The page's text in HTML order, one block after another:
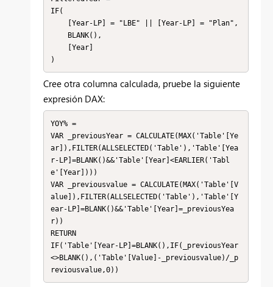
IF(
)
Cree otra columna calculada, pruebe la siguiente
expresión DAX:
YOY% =
VAR _previousYear = CALCULATE(MAX('Table'[Ye
ar]),FILTER(ALLSELECTED('Table'),'Table'[Yea
r-LP]=BLANK()&&'Table'[Year]<EARLIER('Tabl
e'[Year])))
VAR _previousvalue = CALCULATE(MAX('Table'[V
alue]),FILTER(ALLSELECTED('Table'),'Table'[Y
ear-LP]=BLANK()&&'Table'[Year]=_previousYea
r))
RETURN
IF('Table'[Year-LP]=BLANK(),IF(_previousYear
<>BLANK(),('Table'[Value]-_previousvalue)/_p
reviousvalue,0))